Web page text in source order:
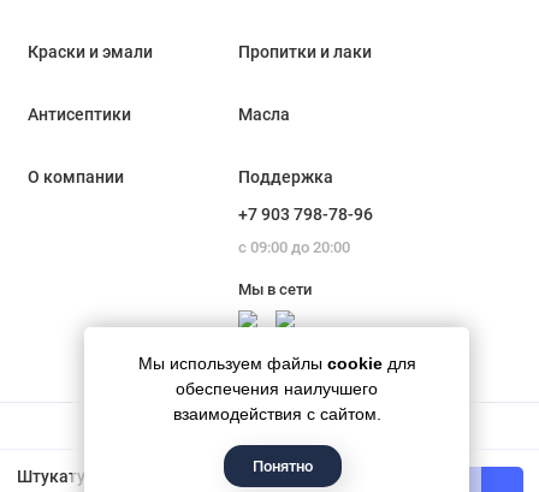
Штукатурка декоративная «Арт-бетон» VGT Gallery 4,5 кг
Мы используем файлы cookie для
обеспечения наилучшего
взаимодействия с сайтом.
Понятно
Краски и эмали Пропитки и лаки
Антисептики Масла
О компании
Поддержка
+7 903 798-78-96
с 09:00 до 20:00
Мы в сети
Гипермаркет красок «Банапал», 2018 - 2026